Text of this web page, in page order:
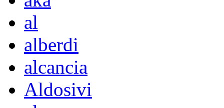
al
alberdi
alcancia
Aldosivi